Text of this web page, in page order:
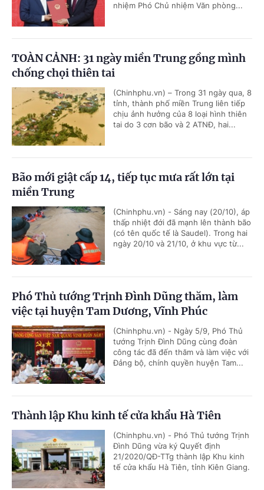
nhiệm Phó Chủ nhiệm Văn phòng...
TOÀN CẢNH: 31 ngày miền Trung gồng mình
chống chọi thiên tai
(Chinhphu.vn) – Trong 31 ngày qua, 8
tỉnh, thành phố miền Trung liên tiếp
chịu ảnh hưởng của 8 loại hình thiên
tai do 3 cơn bão và 2 ATNĐ, hai...
Bão mới giật cấp 14, tiếp tục mưa rất lớn tại
miền Trung
(Chinhphu.vn) - Sáng nay (20/10), áp
thấp nhiệt đới đã mạnh lên thành bão
(có tên quốc tế là Saudel). Trong hai
ngày 20/10 và 21/10, ở khu vực từ...
Phó Thủ tướng Trịnh Đình Dũng thăm, làm
việc tại huyện Tam Dương, Vĩnh Phúc
(Chinhphu.vn) - Ngày 5/9, Phó Thủ
tướng Trịnh Đình Dũng cùng đoàn
công tác đã đến thăm và làm việc với
Đảng bộ, chính quyền huyện Tam...
Thành lập Khu kinh tế cửa khẩu Hà Tiên
(Chinhphu.vn) - Phó Thủ tướng Trịnh
Đình Dũng vừa ký Quyết định
21/2020/QĐ-TTg thành lập Khu kinh
tế cửa khẩu Hà Tiên, tỉnh Kiên Giang.